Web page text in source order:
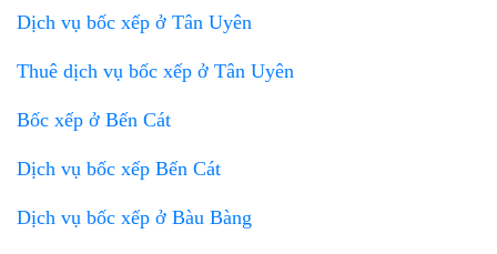
Dịch vụ bốc xếp ở Tân Uyên
Thuê dịch vụ bốc xếp ở Tân Uyên
Bốc xếp ở Bến Cát
Dịch vụ bốc xếp Bến Cát
Dịch vụ bốc xếp ở Bàu Bàng